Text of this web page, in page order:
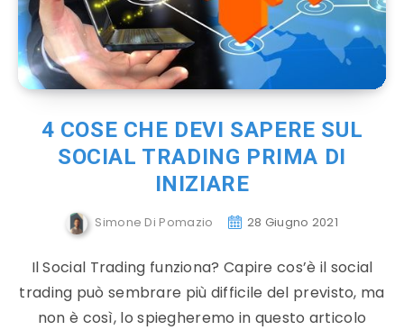
4 COSE CHE DEVI SAPERE SUL
SOCIAL TRADING PRIMA DI
INIZIARE
Simone Di Pomazio 28 Giugno 2021
Il Social Trading funziona? Capire cos’è il social
trading può sembrare più difficile del previsto, ma
non è così, lo spiegheremo in questo articolo